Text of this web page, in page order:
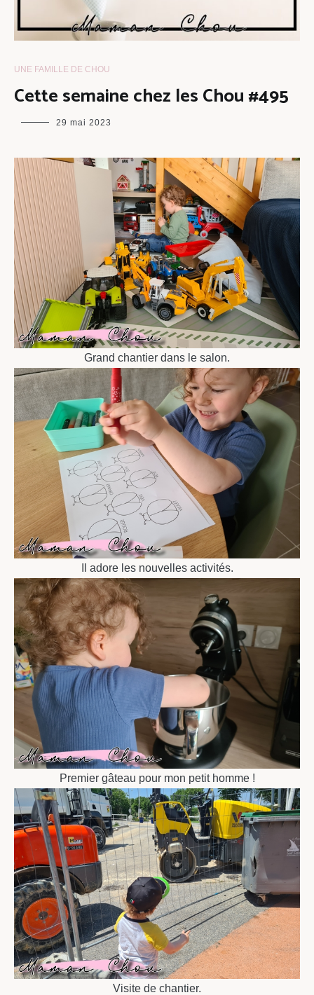
UNE FAMILLE DE CHOU
Cette semaine chez les Chou #495
maman
29 mai 2023
Grand chantier dans le salon.
Il adore les nouvelles activités.
Premier gâteau pour mon petit homme !
Visite de chantier.